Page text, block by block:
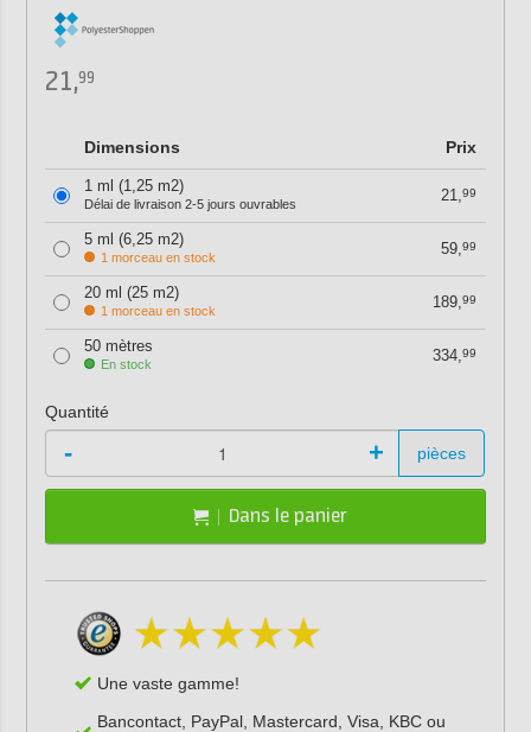
21,99
Dimensions Prix
1 ml (1,25 m2)
Délai de livraison 2-5 jours ouvrables 21,99
5 ml (6,25 m2)
1 morceau en stock 59,99
20 ml (25 m2)
1 morceau en stock 189,99
50 mètres
En stock 334,99
Quantité
- + pièces
Dans le panier
Une vaste gamme!
Bancontact, PayPal, Mastercard, Visa, KBC ou